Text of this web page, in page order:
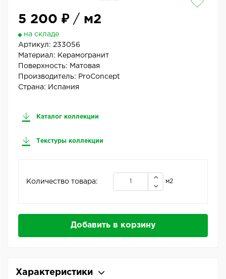
5 200 ₽/ м2
на складе
Артикул: 233056
Материал: Керамогранит
Поверхность: Матовая
Производитель: ProConcept
Страна: Испания
Каталог коллекции
Текстуры коллекции
Количество товара: м2
Добавить в корзину
Характеристики